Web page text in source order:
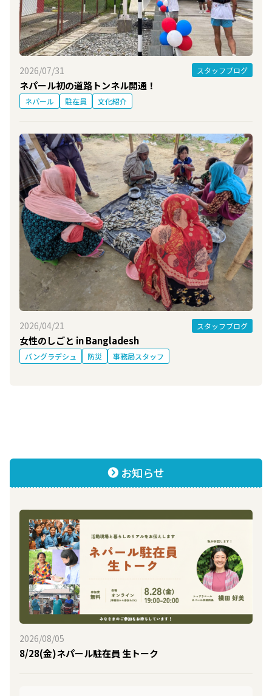
2026/07/31 スタッフブログ
ネパール初の道路トンネル開通！
ネパール 駐在員 文化紹介
2026/04/21 スタッフブログ
女性のしごと in Bangladesh
バングラデシュ 防災 事務局スタッフ
お知らせ
2026/08/05
8/28(金)ネパール駐在員 生トーク